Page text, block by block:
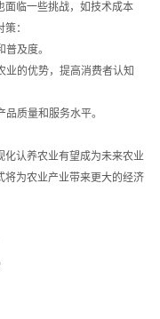
面临一些挑战，如技术成本
：
及度。
业的优势，提高消费者认知
质量和服务水平。
化认养农业有望成为未来农业
将为农业产业带来更大的经济